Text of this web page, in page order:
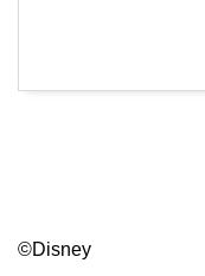
©Disney